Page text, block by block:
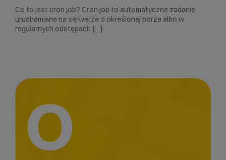
Co to jest cron job? Cron job to automatyczne zadanie
uruchamiane na serwerze o określonej porze albo w
regularnych odstępach […]
O